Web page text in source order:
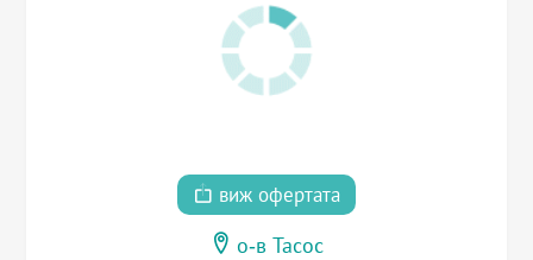
виж офертата
о-в Тасос